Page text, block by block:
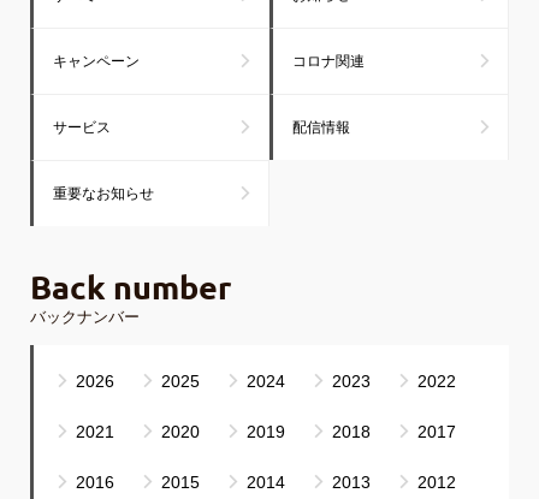
キャンペーン コロナ関連
サービス 配信情報
重要なお知らせ
Back number
バックナンバー
2026 2025 2024 2023 2022
2021 2020 2019 2018 2017
2016 2015 2014 2013 2012